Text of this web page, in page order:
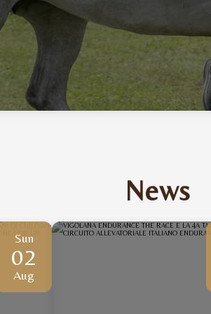
News
Sun
02
Aug